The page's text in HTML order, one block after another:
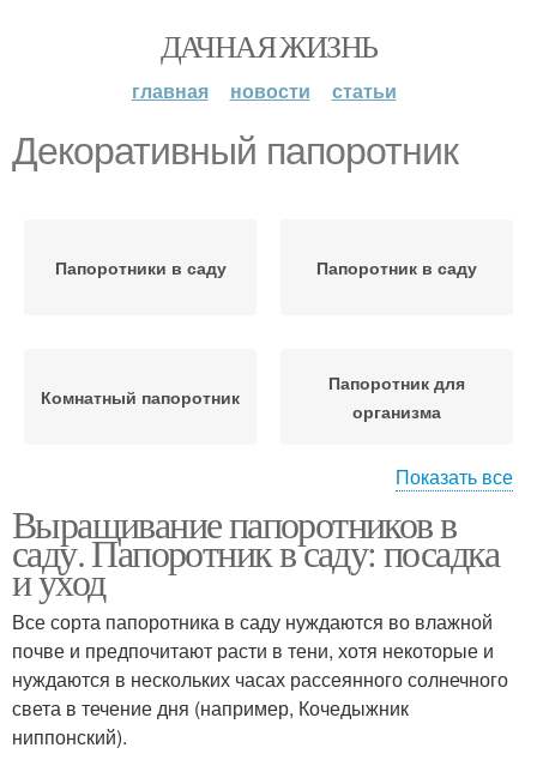
ДАЧНАЯ ЖИЗНЬ
главная новости статьи
Декоративный папоротник
Папоротники в саду Папоротник в саду
Комнатный папоротник
Папоротник для
организма
Папоротник в горшке Садовые папоротники
Показать все
Выращивание папоротников в
саду. Папоротник в саду: посадка
и уход
Все сорта папоротника в саду нуждаются во влажной
почве и предпочитают расти в тени, хотя некоторые и
нуждаются в нескольких часах рассеянного солнечного
света в течение дня (например, Кочедыжник
ниппонский).